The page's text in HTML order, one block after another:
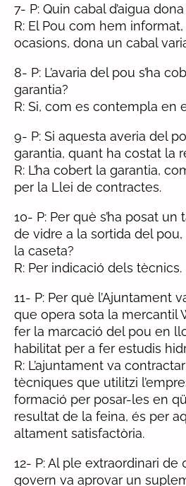
7- P: Quin cabal d’aigua
R: El Pou com hem
ocasions, dona un cabal
8- P: L’avaria del pou s’ha
garantia?
R: Si, com es contempla en
9- P: Si aquesta averia del
garantia, quant ha costat la
R: L’ha cobert la garantia,
per la Llei de contractes.
10- P: Per què s’ha posat
de vidre a la sortida del pou,
la caseta?
R: Per indicació dels tècnics.
11- P: Per què l’Ajuntament
que opera sota la mercantil
fer la marcació del pou en
habilitat per a fer estudis
R: L’ajuntament va
tècniques que utilitzi
formació per posar-les en
resultat de la feina, és per
altament satisfactòria.
12- P: Al ple extraordinari
govern va aprovar un